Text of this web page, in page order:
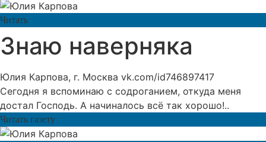
Читать
Знаю наверняка
Юлия Карпова, г. Москва vk.com/id746897417
Сегодня я вспоминаю с содроганием, откуда меня
достал Господь. А начиналось всё так хорошо!..
Читать газету